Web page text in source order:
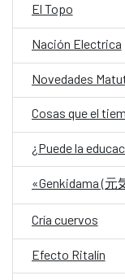
El Topo
Nación Electrica
Novedades
Cosas que el
¿Puede la
«Genkidama (元
Cría cuervos
Efecto Ritalín